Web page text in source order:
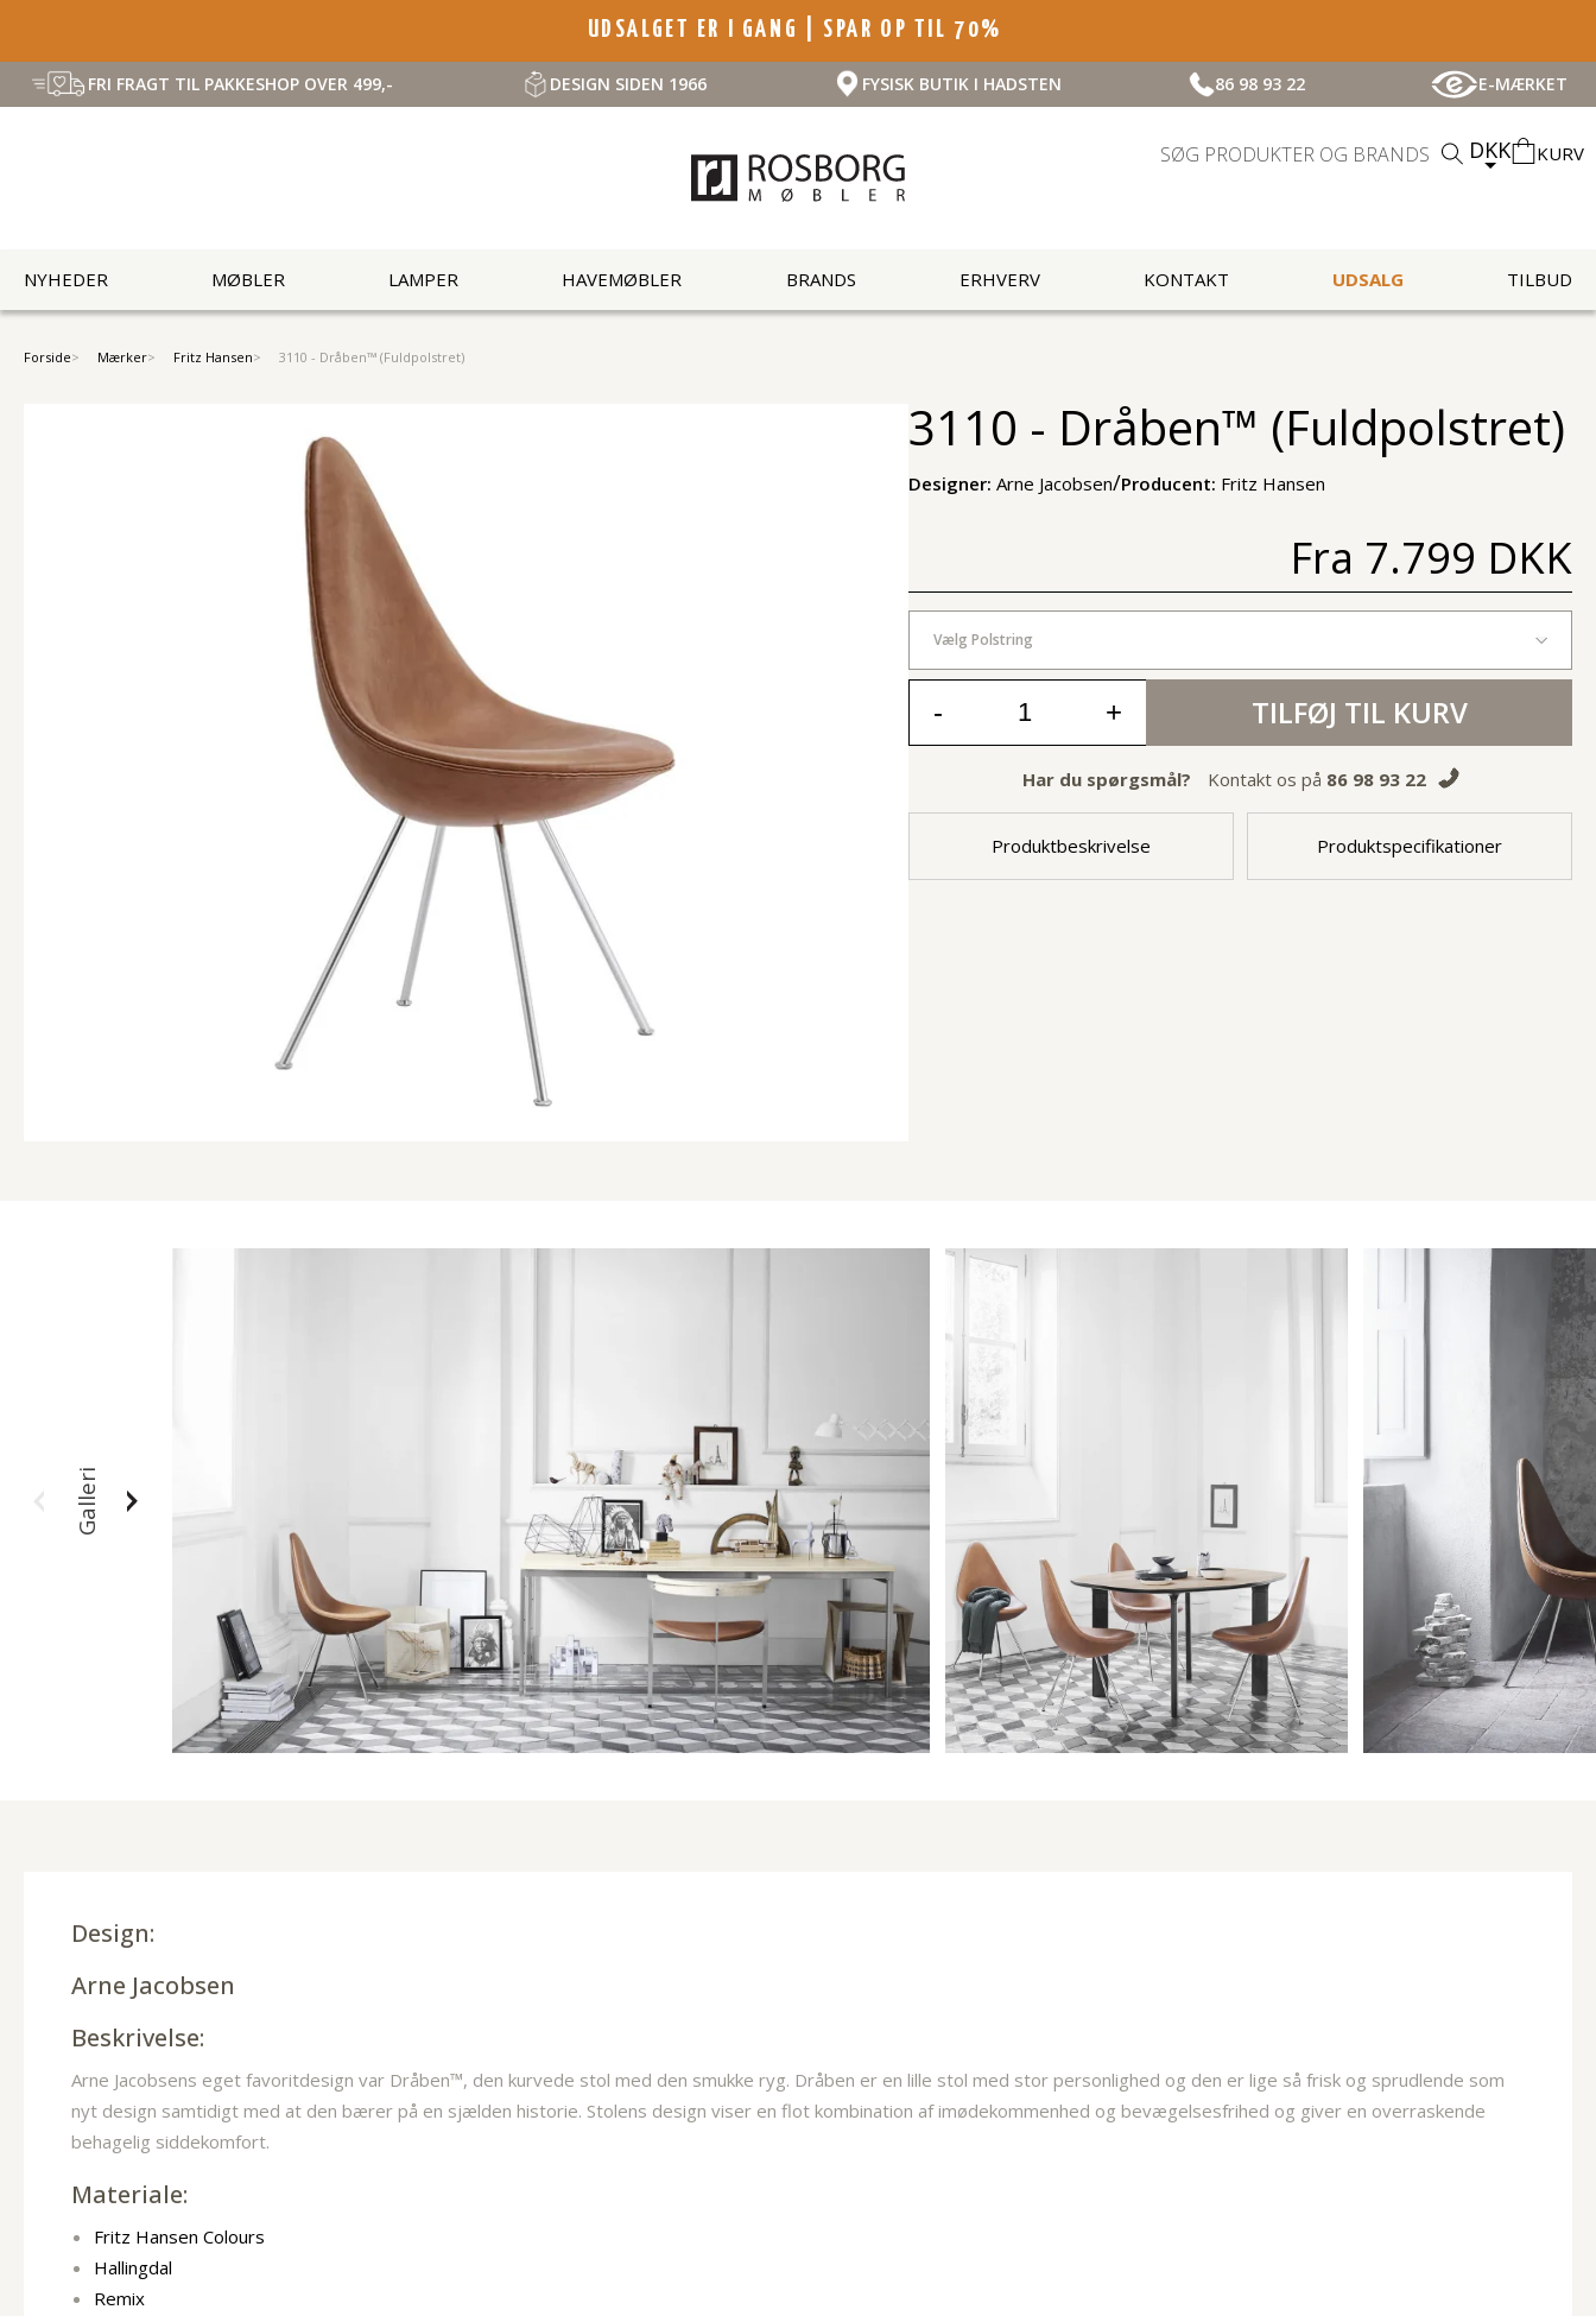
UDSALGET ER I GANG | SPAR OP TIL 70%
FRI FRAGT TIL PAKKESHOP OVER 499,- DESIGN SIDEN 1966 FYSISK BUTIK I HADSTEN 86 98 93 22 E-MÆRKET
DKK KURV
NYHEDER MØBLER LAMPER HAVEMØBLER BRANDS ERHVERV KONTAKT UDSALG TILBUD
Forside Mærker Fritz Hansen 3110 - Dråben™ (Fuldpolstret)
3110 - Dråben™ (Fuldpolstret)
Designer:Arne Jacobsen/Producent: Fritz Hansen
Fra 7.799 DKK
Vælg Polstring
- + TILFØJ TIL KURV
Har du spørgsmål? Kontakt os på 86 98 93 22
Produktbeskrivelse Produktspecifikationer
Galleri
Design:
Arne Jacobsen
Beskrivelse:
Arne Jacobsens eget favoritdesign var Dråben™, den kurvede stol med den smukke ryg. Dråben er en lille stol med stor personlighed og den er lige så frisk og sprudlende som
nyt design samtidigt med at den bærer på en sjælden historie. Stolens design viser en flot kombination af imødekommenhed og bevægelsesfrihed og giver en overraskende
behagelig siddekomfort.
Materiale:
Fritz Hansen Colours
Hallingdal
Remix